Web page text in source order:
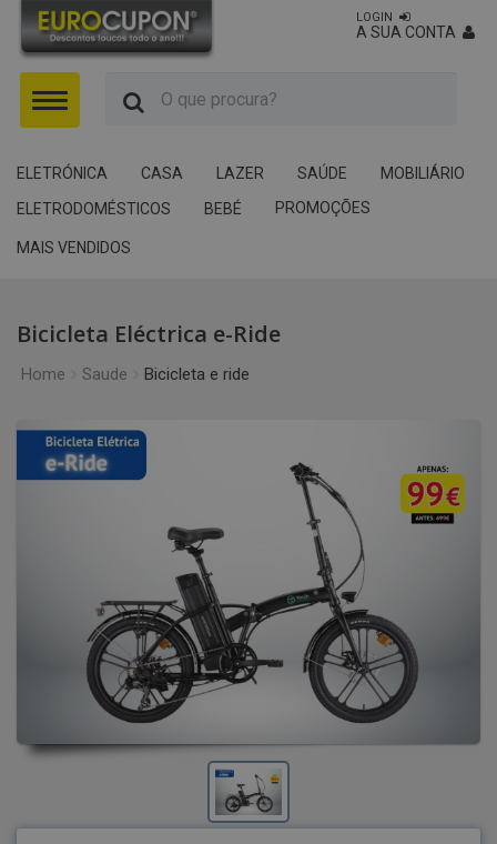
Menu
LOGIN
A SUA CONTA
ELETRÓNICA CASA LAZER SAÚDE
MOBILIÁRIO
ELETRODOMÉSTICOS
BEBÉ PROMOÇÕES
MAIS VENDIDOS
Bicicleta Eléctrica e-Ride
Home Saude Bicicleta e ride